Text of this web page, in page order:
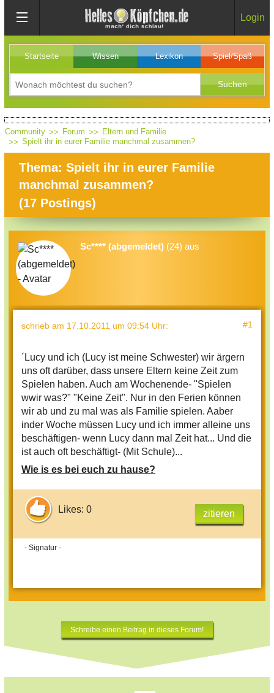
Login
Startseite Wissen Lexikon Spiel/Spaß
Community Forum
Eltern und Familie
Spielt ihr in eurer Familie manchmal zusammen?
Thema: Spielt ihr in eurer Familie
manchmal zusammen?
(17 Postings)
Sc**** (abgemeldet) (24) aus
schrieb am 17.10.2011 um 09:54 Uhr: #1
´Lucy und ich (Lucy ist meine Schwester) wir ärgern
uns oft darüber, dass unsere Eltern keine Zeit zum
Spielen haben. Auch am Wochenende- "Spielen
wwir was?" "Keine Zeit". Nur in den Ferien können
wir ab und zu mal was als Familie spielen. Aaber
inder Woche müssen Lucy und ich immer alleine uns
beschäftigen- wenn Lucy dann mal Zeit hat... Und die
ist auch oft beschäftigt- (Mit Schule)...
Wie is es bei euch zu hause?
Likes: 0 zitieren
- Signatur -
Schreibe einen Beitrag in dieses Forum!